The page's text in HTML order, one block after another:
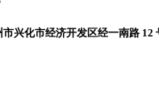
兴化市经济开发区经一南路 12